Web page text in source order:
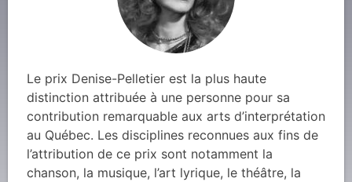
Le prix Denise-Pelletier est la plus haute
distinction attribuée à une personne pour sa
contribution remarquable aux arts d’interprétation
au Québec. Les disciplines reconnues aux fins de
l’attribution de ce prix sont notamment la
chanson, la musique, l’art lyrique, le théâtre, la